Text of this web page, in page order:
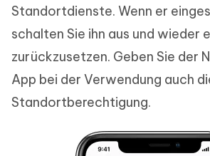
Standortdienste. Wenn er
schalten Sie ihn aus und wieder
zurückzusetzen. Geben Sie der
App bei der Verwendung auch
Standortberechtigung.